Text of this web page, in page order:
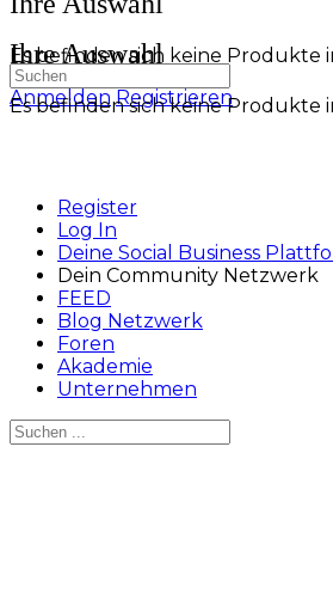
options
Es befinden sich keine Produkte
Anmelden Registrieren
Ihre Auswahl
Es befinden sich keine Produkte
Suchen
nach:
Register
Log In
Deine Social Business
Dein Community Netzwerk
FEED
Blog Netzwerk
Foren
Akademie
Unternehmen
Suchen
nach: